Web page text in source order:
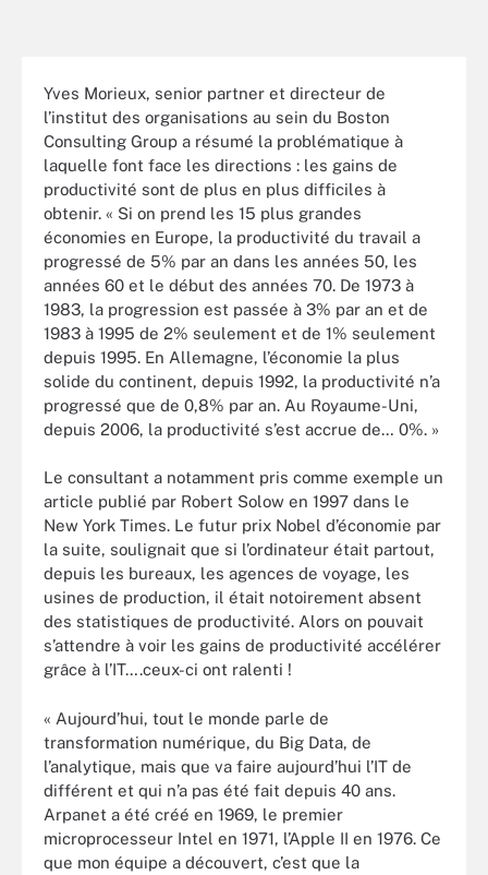
Yves Morieux, senior partner et directeur de
l’institut des organisations au sein du Boston
Consulting Group a résumé la problématique à
laquelle font face les directions : les gains de
productivité sont de plus en plus difficiles à
obtenir. « Si on prend les 15 plus grandes
économies en Europe, la productivité du travail a
progressé de 5% par an dans les années 50, les
années 60 et le début des années 70. De 1973 à
1983, la progression est passée à 3% par an et de
1983 à 1995 de 2% seulement et de 1% seulement
depuis 1995. En Allemagne, l’économie la plus
solide du continent, depuis 1992, la productivité n’a
progressé que de 0,8% par an. Au Royaume-Uni,
depuis 2006, la productivité s’est accrue de… 0%. »
Le consultant a notamment pris comme exemple un
article publié par Robert Solow en 1997 dans le
New York Times. Le futur prix Nobel d’économie par
la suite, soulignait que si l’ordinateur était partout,
depuis les bureaux, les agences de voyage, les
usines de production, il était notoirement absent
des statistiques de productivité. Alors on pouvait
s’attendre à voir les gains de productivité accélérer
grâce à l’IT….ceux-ci ont ralenti !
« Aujourd’hui, tout le monde parle de
transformation numérique, du Big Data, de
l’analytique, mais que va faire aujourd’hui l’IT de
différent et qui n’a pas été fait depuis 40 ans.
Arpanet a été créé en 1969, le premier
microprocesseur Intel en 1971, l’Apple II en 1976. Ce
que mon équipe a découvert, c’est que la